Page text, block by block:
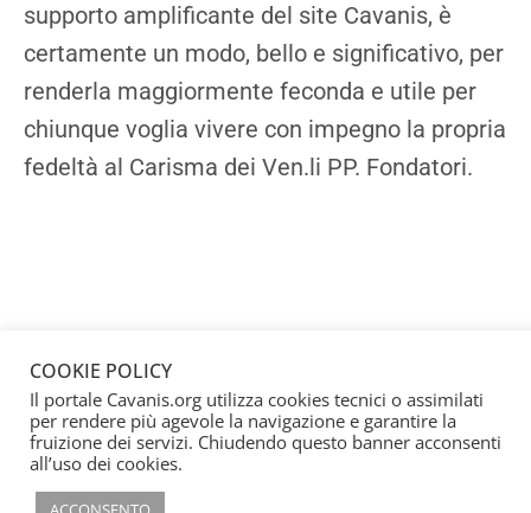
supporto amplificante del site Cavanis, è
certamente un modo, bello e significativo, per
renderla maggiormente feconda e utile per
chiunque voglia vivere con impegno la propria
fedeltà al Carisma dei Ven.li PP. Fondatori.
COOKIE POLICY
Il portale Cavanis.org utilizza cookies tecnici o assimilati
per rendere più agevole la navigazione e garantire la
fruizione dei servizi. Chiudendo questo banner acconsenti
all’uso dei cookies.